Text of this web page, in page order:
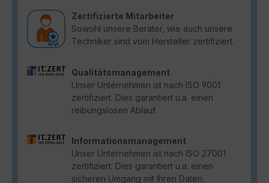
Zertifizierte Mitarbeiter
Sowohl unsere Berater, wie auch unsere
Techniker sind vom Hersteller zertifiziert.
Qualitätsmanagement
Unser Unternehmen ist nach ISO 9001
zertifiziert. Dies garantiert u.a. einen
reibungslosen Ablauf.
Informationsmanagement
Unser Unternehmen ist nach ISO 27001
zertifiziert. Dies garantiert u.a. einen
sicheren Umgang mit Ihren Daten.